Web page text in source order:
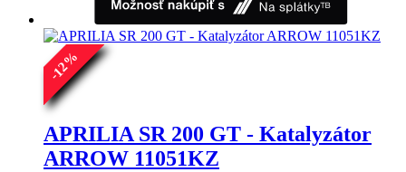
520.00€
through
577.00€
má
viacero
variantov.
stránke
-
12
%
APRILIA SR 200 GT - Katalyzátor
ARROW 11051KZ